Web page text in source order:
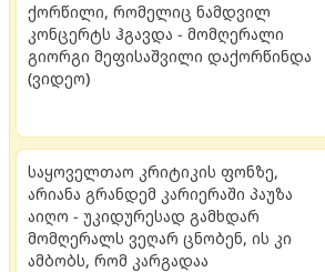
ქორწილი, რომელიც ნამდვილ
კონცერტს ჰგავდა - მომღერალი
გიორგი მეფისაშვილი დაქორწინდა
(ვიდეო)
საყოველთაო კრიტიკის ფონზე,
არიანა გრანდემ კარიერაში პაუზა
აიღო - უკიდურესად გამხდარ
მომღერალს ვეღარ ცნობენ, ის კი
ამბობს, რომ კარგადაა